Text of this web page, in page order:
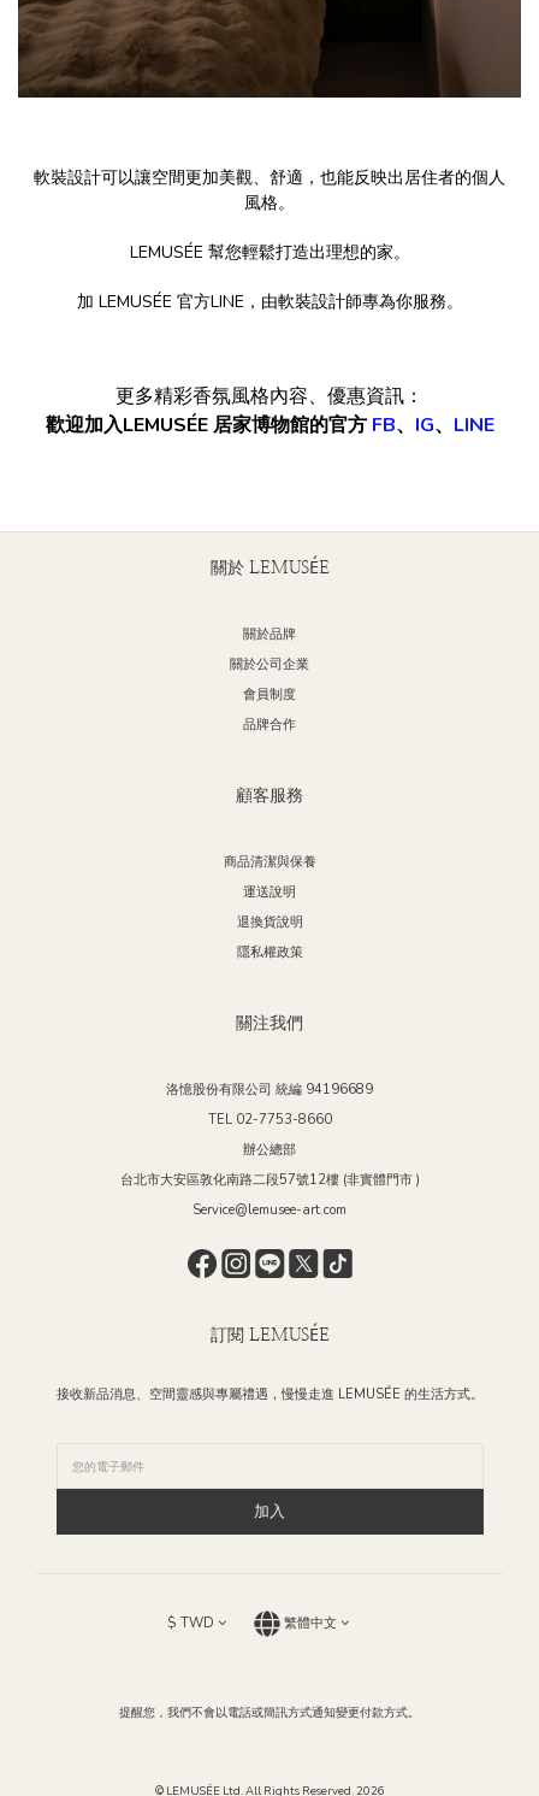
軟裝設計可以讓空間更加美觀、舒適，也能反映出居住者的個人
風格。
LEMUSÉE 幫您輕鬆打造出理想的家。
加 LEMUSÉE 官方LINE，由軟裝設計師專為你服務。
更多精彩香氛風格內容、優惠資訊：
歡迎加入LEMUSÉE 居家博物館的官方FB、 IG、 LINE
關於 LEMUSÉE
關於品牌
關於公司企業
會員制度
品牌合作
顧客服務
商品清潔與保養
運送說明
退換貨說明
隱私權政策
關注我們
洛憶股份有限公司 統編 94196689
TEL 02-7753-8660
辦公總部
台北市大安區敦化南路二段57號12樓 (非實體門市 )
Service@lemusee-art.com
訂閱 LEMUSÉE
接收新品消息、空間靈感與專屬禮遇，慢慢走進 LEMUSÉE 的生活方式。
加入
$ TWD 繁體中文
提醒您，我們不會以電話或簡訊方式通知變更付款方式。
© LEMUSÉE Ltd. All Rights Reserved. 2026